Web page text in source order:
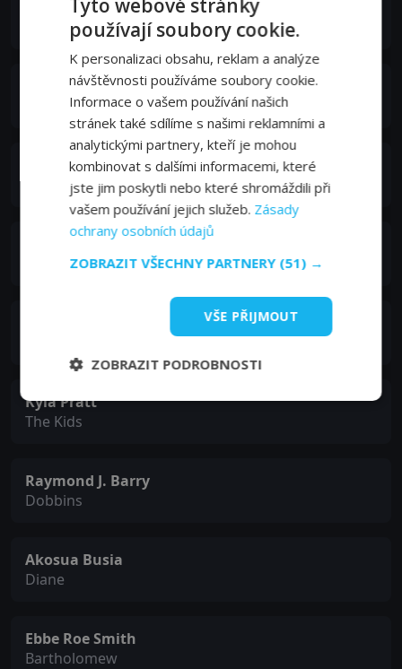
John Landis
Doctor
William O'Leary
CTN Junior Executive
Jay Leno
Jay Leno
Lucinda Jenney
Kyla Pratt
The Kids
Raymond J. Barry
Dobbins
Akosua Busia
Diane
Ebbe Roe Smith
Bartholomew
Tyto webové stránky
používají soubory cookie.
K personalizaci obsahu, reklam a analýze
návštěvnosti používáme soubory cookie.
Informace o vašem používání našich
stránek také sdílíme s našimi reklamními a
analytickými partnery, kteří je mohou
kombinovat s dalšími informacemi, které
jste jim poskytli nebo které shromáždili při
vašem používání jejich služeb. Zásady
ochrany osobních údajů
ZOBRAZIT VŠECHNY PARTNERY (51) →
VŠE PŘIJMOUT
ZOBRAZIT PODROBNOSTI